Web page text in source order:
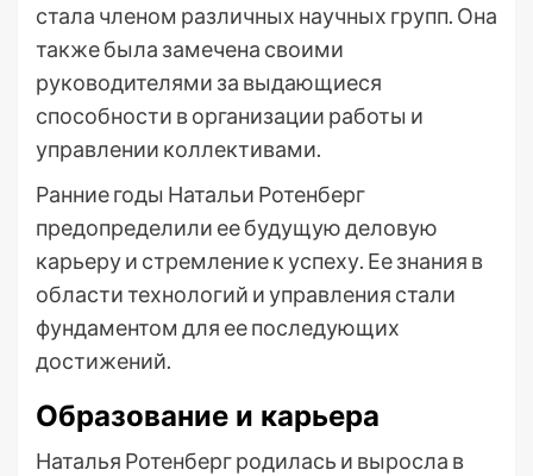
стала членом различных научных групп. Она
также была замечена своими
руководителями за выдающиеся
способности в организации работы и
управлении коллективами.
Ранние годы Натальи Ротенберг
предопределили ее будущую деловую
карьеру и стремление к успеху. Ее знания в
области технологий и управления стали
фундаментом для ее последующих
достижений.
Образование и карьера
Наталья Ротенберг родилась и выросла в